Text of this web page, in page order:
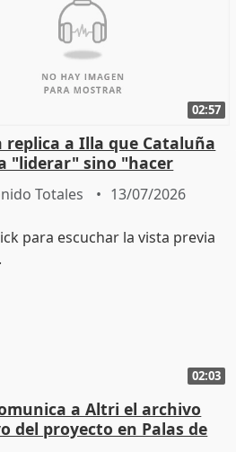
02:57
replica a Illa que Cataluña
"liderar" sino "hacer
la financiación
Totales 13/07/2026
02:03
a Altri el archivo
del proyecto en Palas de